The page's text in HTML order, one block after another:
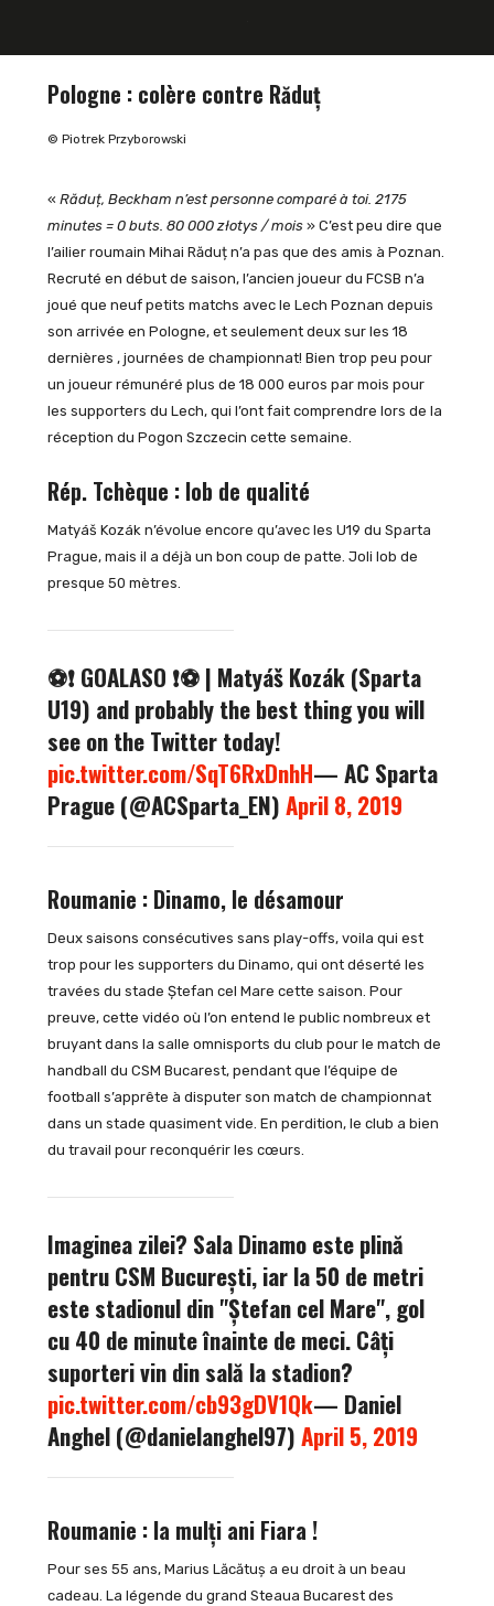
Pologne : colère contre Răduț
© Piotrek Przyborowski
« Răduț, Beckham n’est personne comparé à toi. 2175
minutes = 0 buts. 80 000 złotys / mois» C’est peu dire que
l’ailier roumain Mihai Răduț n’a pas que des amis à Poznan.
Recruté en début de saison, l’ancien joueur du FCSB n’a
joué que neuf petits matchs avec le Lech Poznan depuis
son arrivée en Pologne, et seulement deux sur les 18
dernières , journées de championnat! Bien trop peu pour
un joueur rémunéré plus de 18 000 euros par mois pour
les supporters du Lech, qui l’ont fait comprendre lors de la
réception du Pogon Szczecin cette semaine.
Rép. Tchèque : lob de qualité
Matyáš Kozák n’évolue encore qu’avec les U19 du Sparta
Prague, mais il a déjà un bon coup de patte. Joli lob de
presque 50 mètres.
⚽❗ GOALASO ❗⚽ | Matyáš Kozák (Sparta
U19) and probably the best thing you will
see on the Twitter today!
pic.twitter.com/SqT6RxDnhH— AC Sparta
Prague (@ACSparta_EN)April 8, 2019
Roumanie : Dinamo, le désamour
Deux saisons consécutives sans play-offs, voila qui est
trop pour les supporters du Dinamo, qui ont déserté les
travées du stade Ștefan cel Mare cette saison. Pour
preuve, cette vidéo où l’on entend le public nombreux et
bruyant dans la salle omnisports du club pour le match de
handball du CSM Bucarest, pendant que l’équipe de
football s’apprête à disputer son match de championnat
dans un stade quasiment vide. En perdition, le club a bien
du travail pour reconquérir les cœurs.
Imaginea zilei? Sala Dinamo este plină
pentru CSM București, iar la 50 de metri
este stadionul din "Ștefan cel Mare", gol
cu 40 de minute înainte de meci. Câți
suporteri vin din sală la stadion?
pic.twitter.com/cb93gDV1Qk— Daniel
Anghel (@danielanghel97)April 5, 2019
Roumanie : la mulți ani Fiara !
Pour ses 55 ans, Marius Lăcătuș a eu droit à un beau
cadeau. La légende du grand Steaua Bucarest des